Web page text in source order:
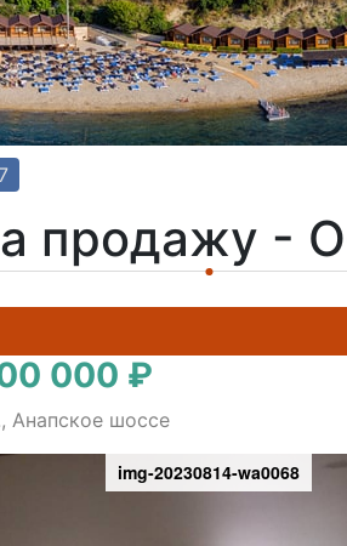
продажу -
000 ₽
Анапское шоссе
img-20230814-wa0068